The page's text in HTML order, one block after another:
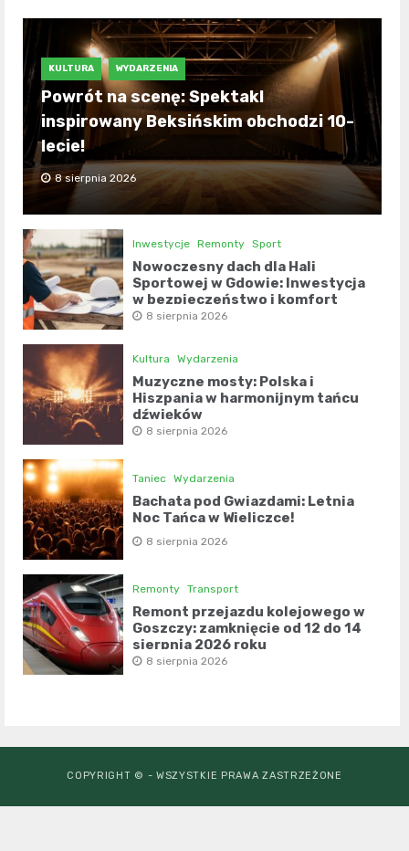
KULTURA WYDARZENIA
Powrót na scenę: Spektakl
inspirowany Beksińskim obchodzi 10-
lecie!
8 sierpnia 2026
Inwestycje Remonty Sport
Nowoczesny dach dla Hali
Sportowej w Gdowie: Inwestycja
w bezpieczeństwo i komfort
8 sierpnia 2026
Kultura Wydarzenia
Muzyczne mosty: Polska i
Hiszpania w harmonijnym tańcu
dźwięków
8 sierpnia 2026
Taniec Wydarzenia
Bachata pod Gwiazdami: Letnia
Noc Tańca w Wieliczce!
8 sierpnia 2026
Remonty Transport
Remont przejazdu kolejowego w
Goszczy: zamknięcie od 12 do 14
sierpnia 2026 roku
8 sierpnia 2026
COPYRIGHT © - WSZYSTKIE PRAWA ZASTRZEŻONE